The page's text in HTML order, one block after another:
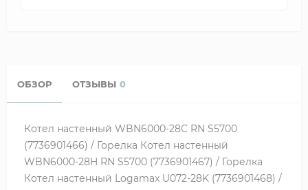
ОБЗОР ОТЗЫВЫ 0
Котел настенный WBN6000-28C RN S5700
(7736901466) / Горелка Котел настенный
WBN6000-28H RN S5700 (7736901467) / Горелка
Котел настенный Logamax U072-28K (7736901468) /